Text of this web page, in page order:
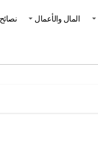
المال والأعمال